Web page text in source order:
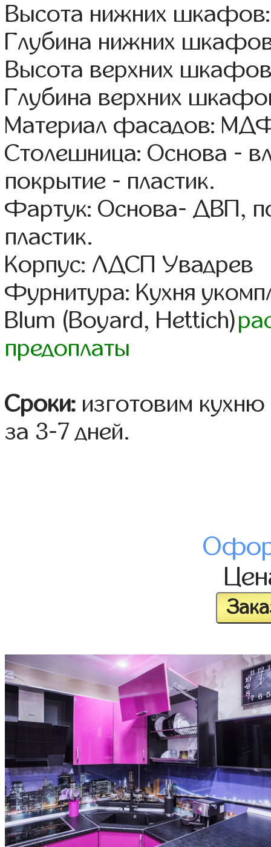
Высота нижних
Глубина нижних
Высота верхних
Глубина верхних
Материал фасадов:
Столешница: Основа -
покрытие - пластик.
Фартук: Основа- ДВП,
пластик.
Корпус: ЛДСП Увадрев
Фурнитура: Кухня
Blum (Boyard, Hettich)
предоплаты
Сроки: изготовим
за 3-7 дней.